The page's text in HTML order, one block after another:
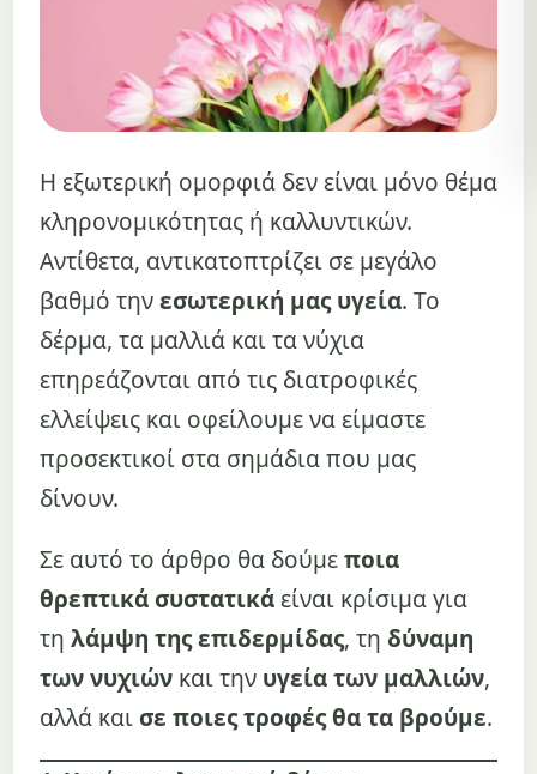
Η εξωτερική ομορφιά δεν είναι μόνο θέμα
κληρονομικότητας ή καλλυντικών.
Αντίθετα, αντικατοπτρίζει σε μεγάλο
βαθμό τηνεσωτερική μας υγεία. Το
δέρμα, τα μαλλιά και τα νύχια
επηρεάζονται από τις διατροφικές
ελλείψεις και οφείλουμε να είμαστε
προσεκτικοί στα σημάδια που μας
δίνουν.
Σε αυτό το άρθρο θα δούμεποια
θρεπτικά συστατικάείναι κρίσιμα για
τη λάμψη της επιδερμίδας, τη δύναμη
των νυχιών και την υγεία των μαλλιών,
αλλά και σε ποιες τροφές θα τα βρούμε.